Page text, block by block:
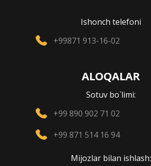
Ishonch telefoni
+99871 913-16-02
ALOQALAR
Sotuv bo`limi:
+99 890 902 71 02
+99 871 514 16 94
Mijozlar bilan ishlash: